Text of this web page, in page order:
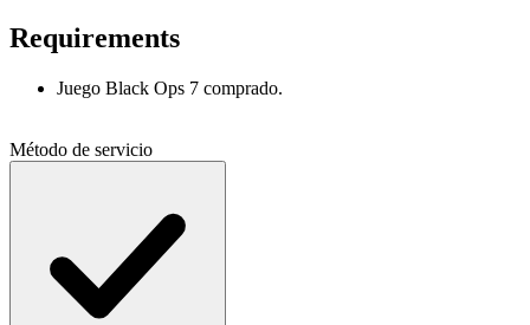
Requirements
Juego Black Ops 7 comprado.
Método de servicio